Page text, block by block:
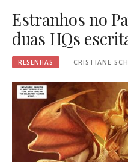
Estranhos no
duas HQs
RESENHAS CRISTIANE